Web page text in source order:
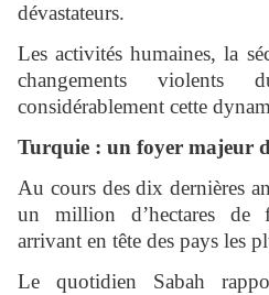
dévastateurs.
Les activités humaines, la
changements violents
considérablement cette
Turquie : un foyer majeur
Au cours des dix dernières
un million d’hectares de
arrivant en tête des pays les
Le quotidien Sabah